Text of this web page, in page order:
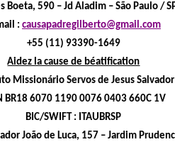
Boeta, 590 – Jd Aladim – São Paulo /
: causapadregilberto@gmail.com
+55 (11) 93390-1649
Aidez la cause de béatification
Missionário Servos de Jesus Salvador
BR18 6070 1190 0076 0403 660C 1V
BIC/SWIFT : ITAUBRSP
João de Luca, 157 – Jardim